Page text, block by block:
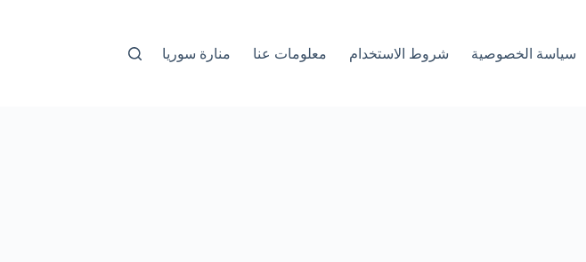
سياسة الخصوصية شروط الاستخدام معلومات عنا منارة سوريا